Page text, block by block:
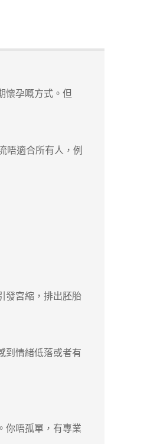
懷孕嘅方式。但
唔適合所有人，例
發宮縮，排出胚胎
到情緒低落或者有
你唔孤單，有專業